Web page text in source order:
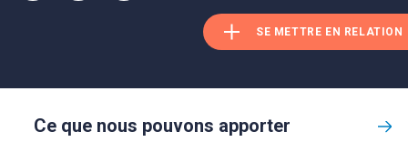
SE METTRE EN RELATION
Ce que nous pouvons apporter